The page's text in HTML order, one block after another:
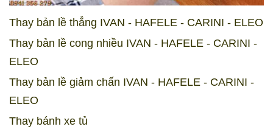
Thay bản lề thẳng IVAN - HAFELE - CARINI - ELEO
Thay bản lề cong nhiều IVAN - HAFELE - CARINI -
ELEO
Thay bản lề giảm chấn IVAN - HAFELE - CARINI -
ELEO
Thay bánh xe tủ